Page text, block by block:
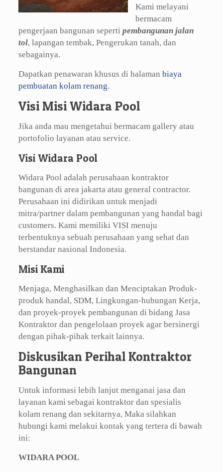
Kami melayani
bermacam
pengerjaan bangunan seperti pembangunan jalan
tol, lapangan tembak, Pengerukan tanah, dan
sebagainya.
Dapatkan penawaran khusus di halaman biaya
pembuatan kolam renang.
Visi Misi Widara Pool
Jika anda mau mengetahui bermacam gallery atau
portofolio layanan atau service.
Visi Widara Pool
Widara Pool adalah perusahaan kontraktor
bangunan di area jakarta atau general contractor.
Perusahaan ini didirikan untuk menjadi
mitra/partner dalam pembangunan yang handal bagi
customers. Kami memiliki VISI menuju
terbentuknya sebuah perusahaan yang sehat dan
berstandar nasional Indonesia.
Misi Kami
Menjaga, Menghasilkan dan Menciptakan Produk-
produk handal, SDM, Lingkungan-hubungan Kerja,
dan proyek-proyek pembangunan di bidang Jasa
Kontraktor dan pengelolaan proyek agar bersinergi
dengan pihak-pihak terkait lainnya.
Diskusikan Perihal Kontraktor
Bangunan
Untuk informasi lebih lanjut menganai jasa dan
layanan kami sebagai kontraktor dan spesialis
kolam renang dan sekitarnya, Maka silahkan
hubungi kami melakui kontak yang tertera di bawah
ini:
WIDARA POOL